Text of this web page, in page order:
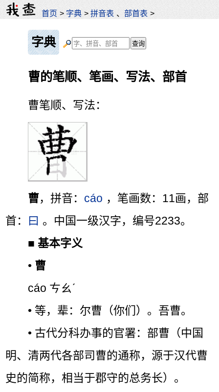
首页 > 字典 >拼音表 、部首表 >
字典
曹的笔顺、笔画、写法、部首
曹笔顺、写法：
曹，拼音： cáo ，笔画数：11画，部
首：
曰 。中国一级汉字，编号2233。
■基本字义
• 曹
cáo ㄘㄠˊ
• 等，辈：尔曹（你们）。吾曹。
• 古代分科办事的官署：部曹（中国
明、清两代各部司曹的通称，源于汉代曹
史的简称，相当于郡守的总务长）。